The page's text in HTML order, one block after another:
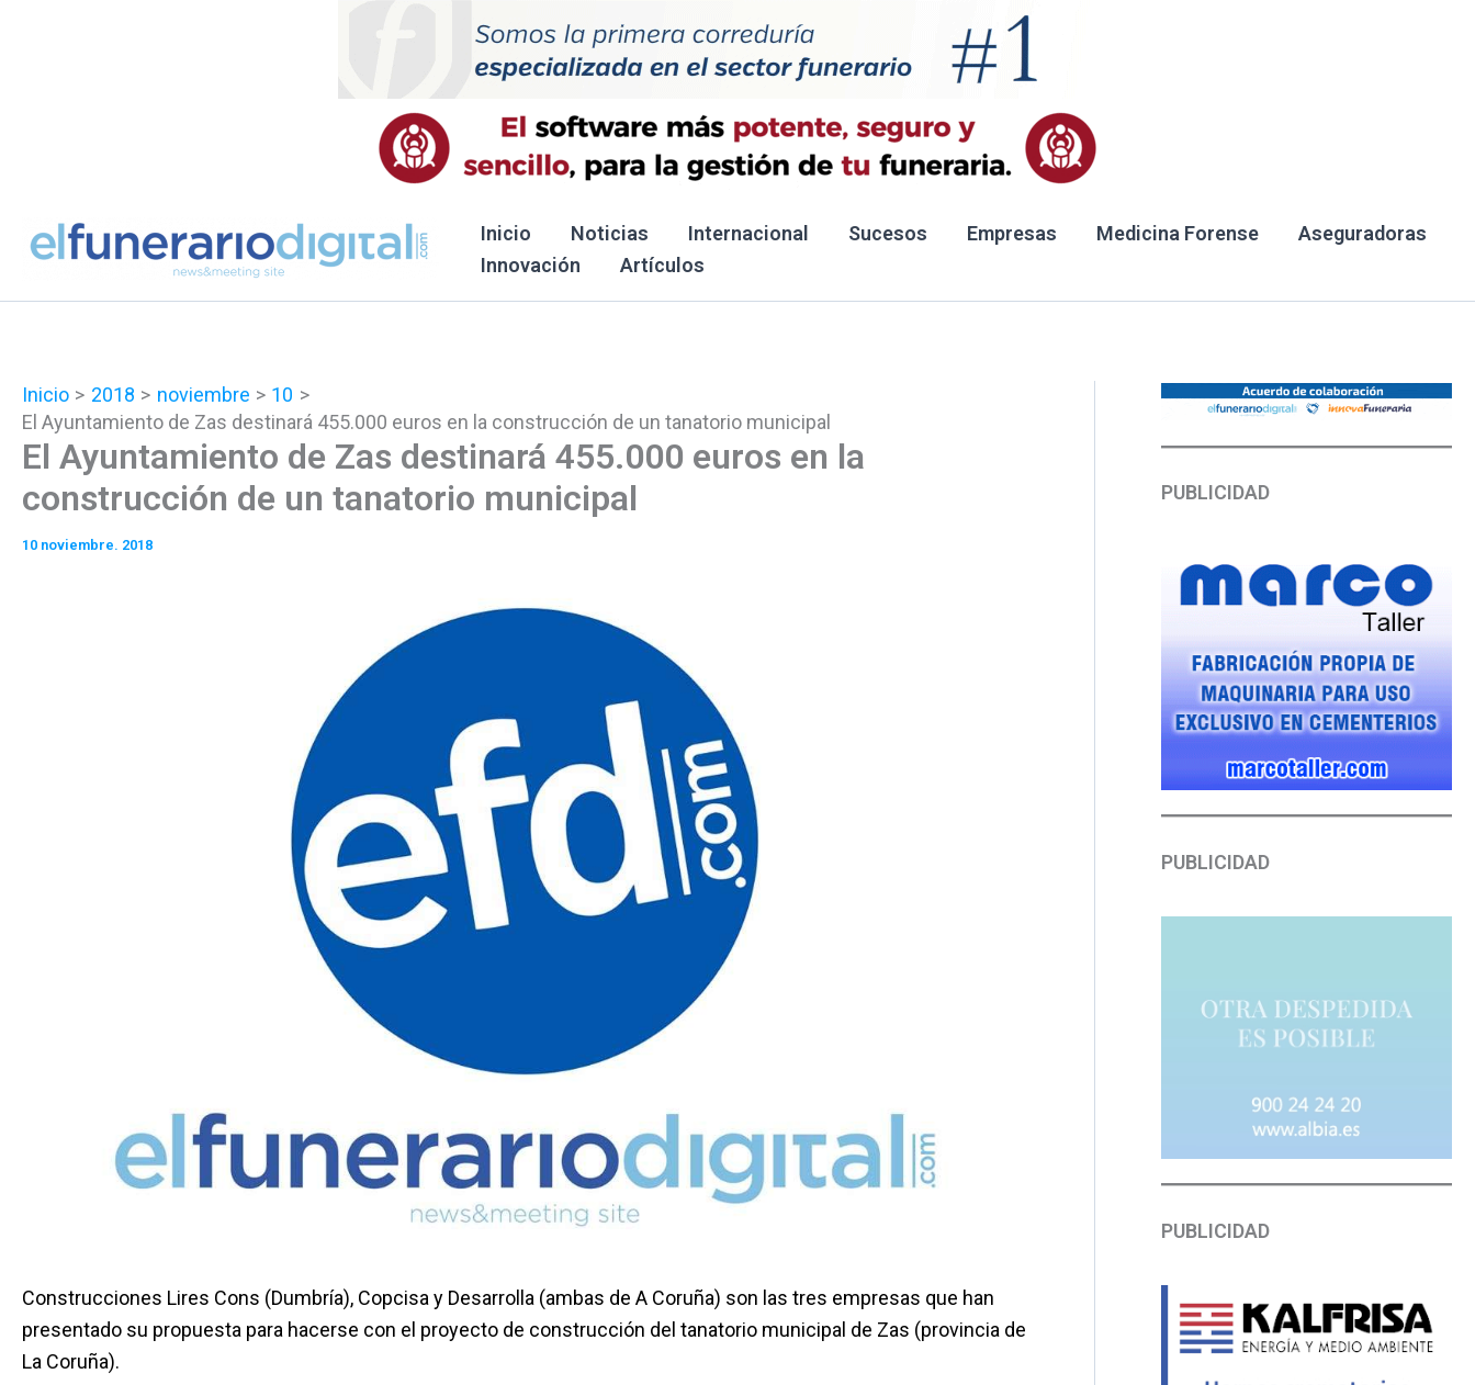
Inicio Noticias Internacional Sucesos Empresas Medicina Forense
Aseguradoras
Innovación
Artículos
Inicio 2018 noviembre
10
El Ayuntamiento de Zas destinará 455.000 euros en la construcción de un tanatorio municipal
El Ayuntamiento de Zas destinará 455.000 euros en la
construcción de un tanatorio municipal
10 noviembre. 2018
Construcciones Lires Cons (Dumbría), Copcisa y Desarrolla (ambas de A Coruña) son las tres empresas que han
presentado su propuesta para hacerse con el proyecto de construcción del tanatorio municipal de Zas (provincia de
La Coruña).
PUBLICIDAD
PUBLICIDAD
PUBLICIDAD